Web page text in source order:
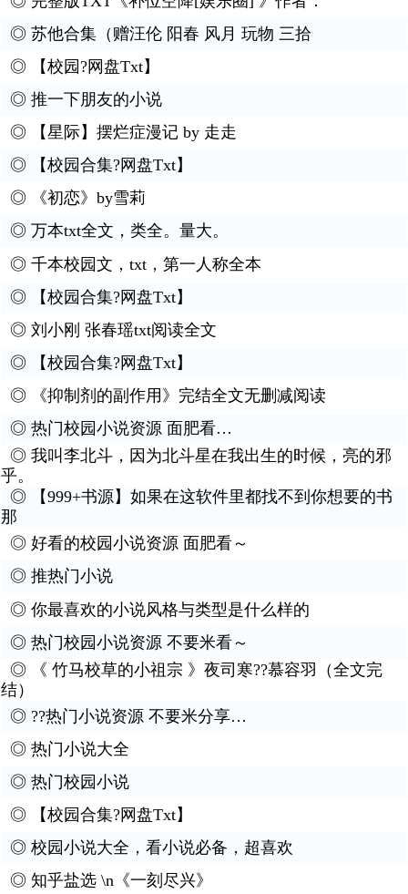
◎ 苏他合集（赠汪伦 阳春 风月 玩物 三拾
◎
【校园?网盘Txt】
◎ 推一下朋友的小说
◎
【星际】摆烂症漫记 by 走走
◎
【校园合集?网盘Txt】
◎
《初恋》by雪莉
◎ 万本txt全文，类全。量大。
◎ 千本校园文，txt，第一人称全本
◎
【校园合集?网盘Txt】
◎ 刘小刚 张春瑶txt阅读全文
◎
【校园合集?网盘Txt】
◎
《抑制剂的副作用》完结全文无删减阅读
◎ 热门校园小说资源 面肥看…
◎ 我叫李北斗，因为北斗星在我出生的时候，亮的邪
乎。
◎
【999+书源】如果在这软件里都找不到你想要的书
那
◎ 好看的校园小说资源 面肥看～
◎ 推热门小说
◎ 你最喜欢的小说风格与类型是什么样的
◎ 热门校园小说资源 不要米看～
◎
《 竹马校草的小祖宗 》夜司寒??慕容羽（全文完
结）
◎ ??热门小说资源 不要米分享…
◎ 热门小说大全
◎ 热门校园小说
◎
【校园合集?网盘Txt】
◎ 校园小说大全，看小说必备，超喜欢
◎ 知乎盐选 \n《一刻尽兴》